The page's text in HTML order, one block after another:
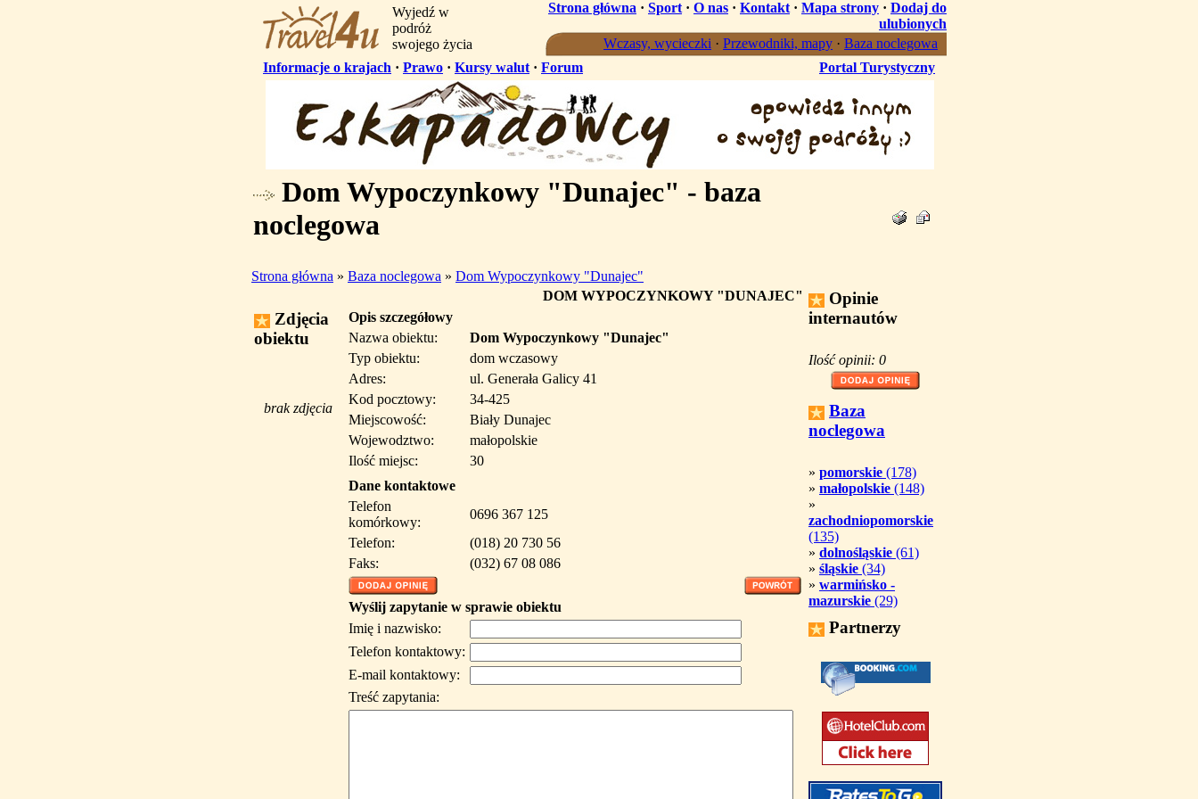
Wyjedź w
podróż
swojego życia
Strona główna · Sport · O nas · Kontakt · Mapa strony · Dodaj do
ulubionych
Wczasy, wycieczki · Przewodniki, mapy · Baza noclegowa
Informacje o krajach · Prawo · Kursy walut · Forum Portal Turystyczny
Dom Wypoczynkowy "Dunajec" - baza
noclegowa
Strona główna » Baza noclegowa » Dom Wypoczynkowy "Dunajec"
DOM WYPOCZYNKOWY "DUNAJEC"
Zdjęcia
obiektu
brak zdjęcia
Opis szczegółowy
Nazwa obiektu:
Dom Wypoczynkowy "Dunajec"
Typ obiektu:
dom wczasowy
Adres:
ul. Generała Galicy 41
Kod pocztowy:
34-425
Miejscowość:
Biały Dunajec
Wojewodztwo:
małopolskie
Ilość miejsc:
30
Dane kontaktowe
Telefon
komórkowy:
0696 367 125
Telefon:
(018) 20 730 56
Faks:
(032) 67 08 086
Wyślij zapytanie w sprawie obiektu
Imię i nazwisko:
Telefon kontaktowy:
E-mail kontaktowy:
Treść zapytania:
Opinie
internautów
Ilość opinii: 0
Baza
noclegowa
» pomorskie (178)
» małopolskie (148)
»
zachodniopomorskie
(135)
» dolnośląskie (61)
» śląskie (34)
» warmińsko -
mazurskie (29)
Partnerzy